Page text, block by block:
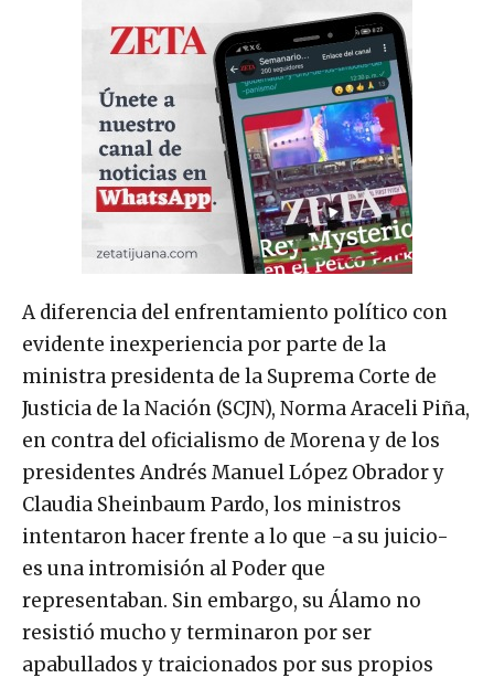
A diferencia del enfrentamiento político con
evidente inexperiencia por parte de la
ministra presidenta de la Suprema Corte de
Justicia de la Nación (SCJN), Norma Araceli Piña,
en contra del oficialismo de Morena y de los
presidentes Andrés Manuel López Obrador y
Claudia Sheinbaum Pardo, los ministros
intentaron hacer frente a lo que -a su juicio-
es una intromisión al Poder que
representaban. Sin embargo, su Álamo no
resistió mucho y terminaron por ser
apabullados y traicionados por sus propios